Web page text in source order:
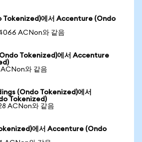
Tokenized)에서 Accenture (Ondo
ACNon와 같음
Tokenized)에서 Accenture
ACNon와 같음
(Ondo Tokenized)에서
Tokenized)
ACNon와 같음
에서 Accenture (Ondo